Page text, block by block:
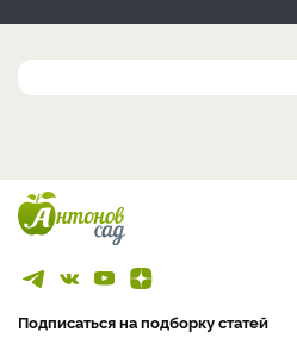
Подписаться на подборку статей